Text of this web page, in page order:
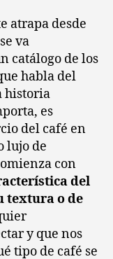
atrapa desde
va
catálogo de los
habla del
historia
es
del café en
lujo de
con
del
textura o de
y que nos
tipo de café se